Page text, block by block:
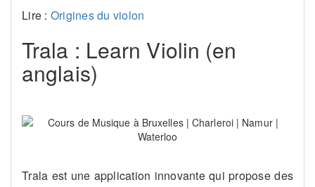
Lire : Origines du violon
Trala : Learn Violin (en
anglais)
Trala est une application innovante qui propose des